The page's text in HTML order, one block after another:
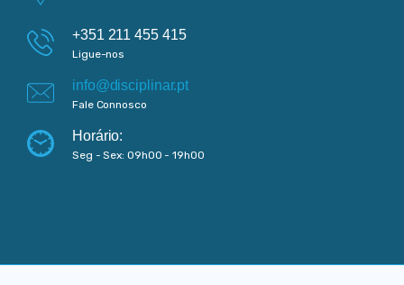
+351 211 455 415
Ligue-nos
info@disciplinar.pt
Fale Connosco
Horário:
Seg - Sex: 09h00 - 19h00